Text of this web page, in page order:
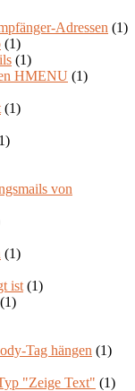
Adressen (1)
(1)
(1)
HMENU (1)
(1)
von
(1)
ist (1)
(1)
Tag hängen (1)
"Zeige Text" (1)